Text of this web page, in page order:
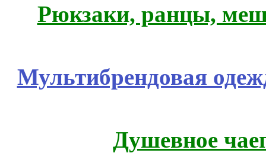
Рюкзаки, ранцы,
Мультибрендовая
Душевное